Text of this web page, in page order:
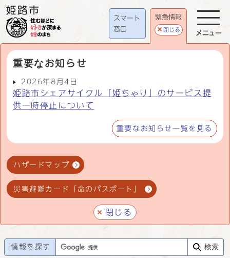
スマート
窓口
緊急情報
閉じる
重要なお知らせ
2026年8月4日
姫路市シェアサイクル「姫ちゃり」のサービス提
供一時停止について
重要なお知らせ一覧を見る
ハザードマップ
災害避難カード「命のパスポート」
閉じる
メニュー
情報を探す 検索